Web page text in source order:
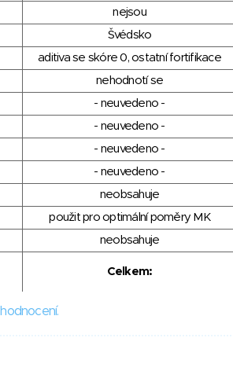
nejsou
Švédsko
aditiva se skóre 0, ostatní fortifikace
nehodnotí se
- neuvedeno -
- neuvedeno -
- neuvedeno -
- neuvedeno -
neobsahuje
použit pro optimální poměry MK
neobsahuje
Celkem: